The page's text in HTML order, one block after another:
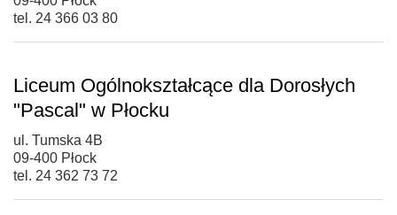
tel. 24 366 03 80
Liceum Ogólnokształcące dla Dorosłych
"Pascal" w Płocku
ul. Tumska 4B
09-400 Płock
tel. 24 362 73 72